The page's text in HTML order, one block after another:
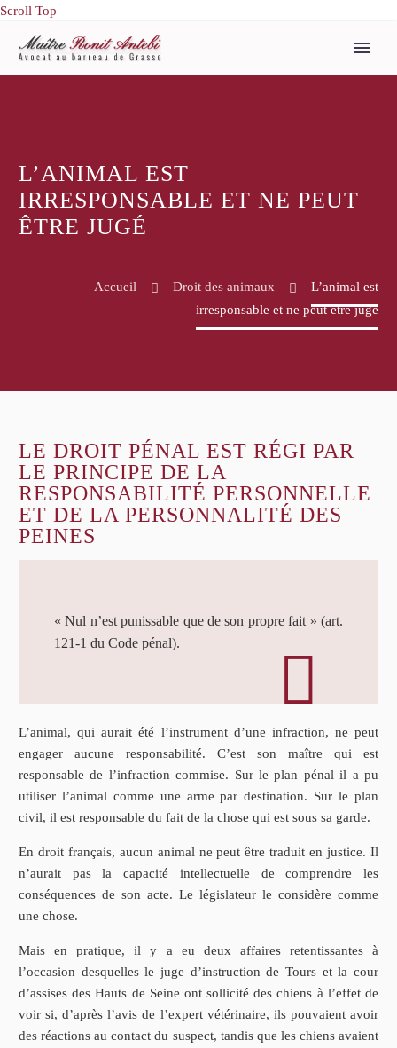
Scroll Top
L’ANIMAL EST
IRRESPONSABLE ET NE PEUT
ÊTRE JUGÉ
Accueil Droit des animaux
L’animal est
irresponsable et ne peut être jugé
LE DROIT PÉNAL EST RÉGI PAR
LE PRINCIPE DE LA
RESPONSABILITÉ PERSONNELLE
ET DE LA PERSONNALITÉ DES
PEINES
« Nul n’est punissable que de son propre fait » (art.
121-1 du Code pénal).
L’animal, qui aurait été l’instrument d’une infraction, ne peut
engager aucune responsabilité. C’est son maître qui est
responsable de l’infraction commise. Sur le plan pénal il a pu
utiliser l’animal comme une arme par destination. Sur le plan
civil, il est responsable du fait de la chose qui est sous sa garde.
En droit français, aucun animal ne peut être traduit en justice. Il
n’aurait pas la capacité intellectuelle de comprendre les
conséquences de son acte. Le législateur le considère comme
une chose.
Mais en pratique, il y a eu deux affaires retentissantes à
l’occasion desquelles le juge d’instruction de Tours et la cour
d’assises des Hauts de Seine ont sollicité des chiens à l’effet de
voir si, d’après l’avis de l’expert vétérinaire, ils pouvaient avoir
des réactions au contact du suspect, tandis que les chiens avaient